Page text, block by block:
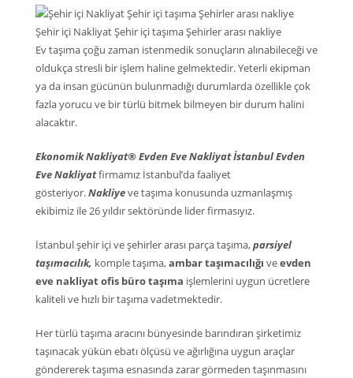
Şehir içi Nakliyat Şehir içi taşıma Şehirler arası nakliye
Ev taşıma çoğu zaman istenmedik sonuçların alınabileceği ve
oldukça stresli bir işlem haline gelmektedir. Yeterli ekipman
ya da insan gücünün bulunmadığı durumlarda özellikle çok
fazla yorucu ve bir türlü bitmek bilmeyen bir durum halini
alacaktır.
Ekonomik Nakliyat® Evden Eve Nakliyat İstanbul Evden
Eve Nakliyatfirmamız İstanbul’da faaliyet
gösteriyor.Nakliyeve taşıma konusunda uzmanlaşmış
ekibimiz ile 26 yıldır sektöründe lider firmasıyız.
İstanbul şehir içi ve şehirler arası parça taşıma,parsiyel
taşımacılık, komple taşıma,ambar taşımacılığı veevden
eve nakliyat ofis büro taşıma işlemlerini uygun ücretlere
kaliteli ve hızlı bir taşıma vadetmektedir.
Her türlü taşıma aracını bünyesinde barındıran şirketimiz
taşınacak yükün ebatı ölçüsü ve ağırlığına uygun araçlar
göndererek taşıma esnasında zarar görmeden taşınmasını